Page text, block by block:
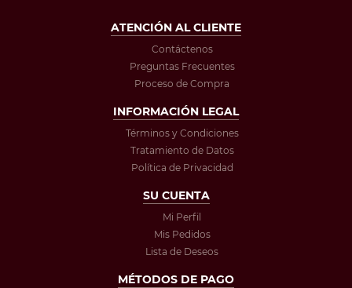
ATENCIÓN AL CLIENTE
Contáctenos
Preguntas Frecuentes
Proceso de Compra
INFORMACIÓN LEGAL
Términos y Condiciones
Tratamiento de Datos
Política de Privacidad
SU CUENTA
Mi Perfil
Mis Pedidos
Lista de Deseos
MÉTODOS DE PAGO